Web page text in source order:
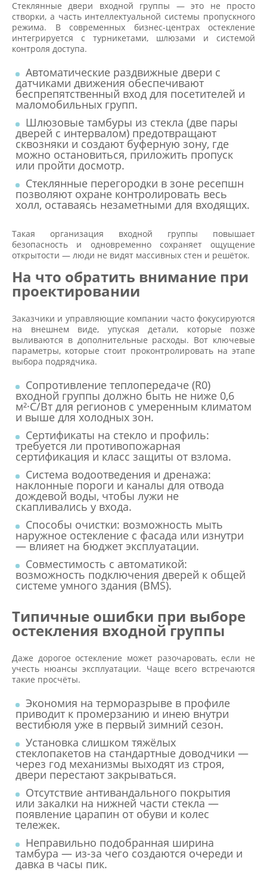
Стеклянные двери входной группы — это не просто
створки, а часть интеллектуальной системы пропускного
режима. В современных бизнес-центрах остекление
интегрируется с турникетами, шлюзами и системой
контроля доступа.
Автоматические раздвижные двери с
датчиками движения обеспечивают
беспрепятственный вход для посетителей и
маломобильных групп.
Шлюзовые тамбуры из стекла (две пары
дверей с интервалом) предотвращают
сквозняки и создают буферную зону, где
можно остановиться, приложить пропуск
или пройти досмотр.
Стеклянные перегородки в зоне ресепшн
позволяют охране контролировать весь
холл, оставаясь незаметными для входящих.
Такая организация входной группы повышает
безопасность и одновременно сохраняет ощущение
открытости — люди не видят массивных стен и решёток.
На что обратить внимание при
проектировании
Заказчики и управляющие компании часто фокусируются
на внешнем виде, упуская детали, которые позже
выливаются в дополнительные расходы. Вот ключевые
параметры, которые стоит проконтролировать на этапе
выбора подрядчика.
Сопротивление теплопередаче (R0)
входной группы должно быть не ниже 0,6
м²·С/Вт для регионов с умеренным климатом
и выше для холодных зон.
Сертификаты на стекло и профиль:
требуется ли противопожарная
сертификация и класс защиты от взлома.
Система водоотведения и дренажа:
наклонные пороги и каналы для отвода
дождевой воды, чтобы лужи не
скапливались у входа.
Способы очистки: возможность мыть
наружное остекление с фасада или изнутри
— влияет на бюджет эксплуатации.
Совместимость с автоматикой:
возможность подключения дверей к общей
системе умного здания (BMS).
Типичные ошибки при выборе
остекления входной группы
Даже дорогое остекление может разочаровать, если не
учесть нюансы эксплуатации. Чаще всего встречаются
такие просчёты.
Экономия на терморазрыве в профиле
приводит к промерзанию и инею внутри
вестибюля уже в первый зимний сезон.
Установка слишком тяжёлых
стеклопакетов на стандартные доводчики —
через год механизмы выходят из строя,
двери перестают закрываться.
Отсутствие антивандального покрытия
или закалки на нижней части стекла —
появление царапин от обуви и колес
тележек.
Неправильно подобранная ширина
тамбура — из-за чего создаются очереди и
давка в часы пик.